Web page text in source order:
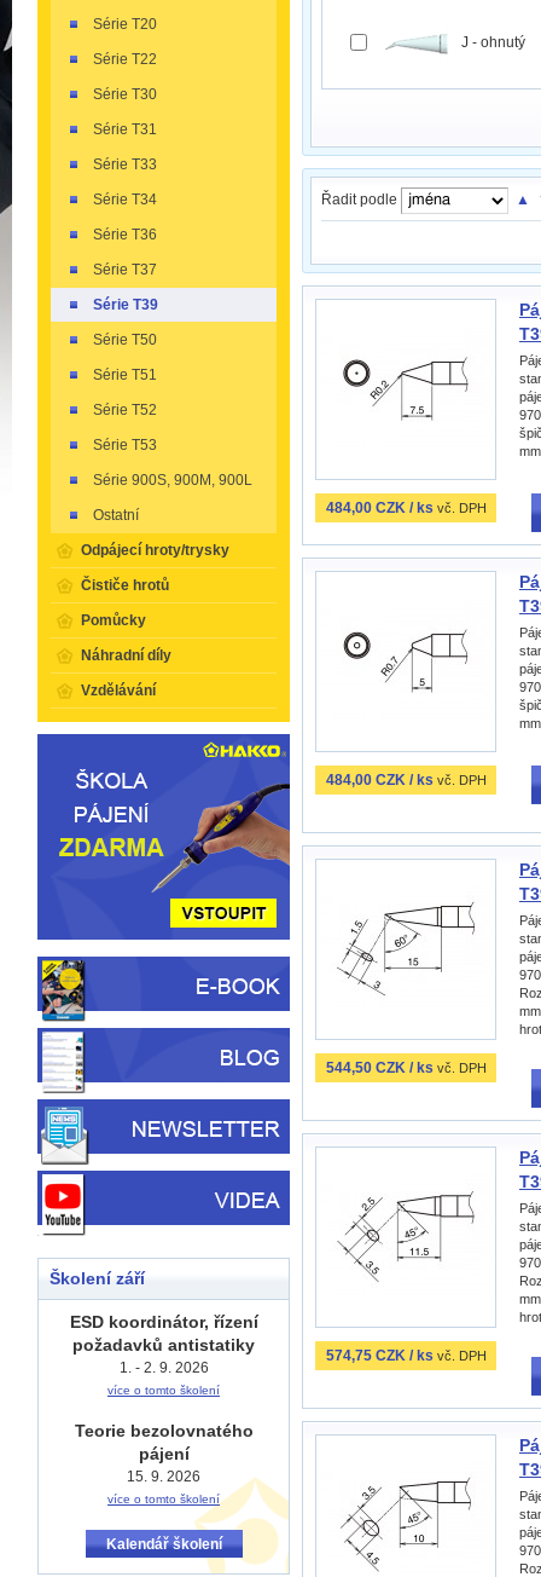
J - ohnutý
Řadit podle ▲
484,00 CZK / ks vč. DPH
484,00 CZK / ks vč. DPH
544,50 CZK / ks vč. DPH
574,75 CZK / ks vč. DPH
Série T20
Série T22
Série T30
Série T31
Série T33
Série T34
Série T36
Série T37
Série T39
Série T50
Série T51
Série T52
Série T53
Série 900S, 900M, 900L
Ostatní
Odpájecí hroty/trysky
Čističe hrotů
Pomůcky
Náhradní díly
Vzdělávání
Školení září
ESD koordinátor, řízení
požadavků antistatiky
1. - 2. 9. 2026
více o tomto školení
Teorie bezolovnatého
pájení
15. 9. 2026
více o tomto školení
Kalendář školení